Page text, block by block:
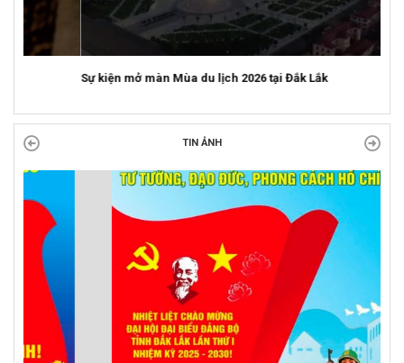
Sự kiện mở màn Mùa du lịch 2026 tại Đắk Lắk
TIN ẢNH